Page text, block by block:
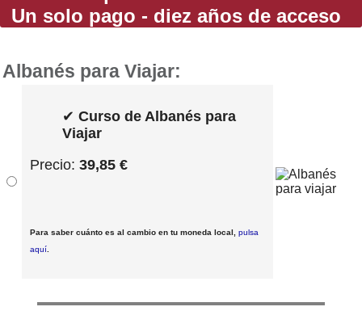
Un solo pago - diez años de acceso
Albanés para Viajar:
✔ Curso de Albanés para
Viajar
Precio: 39,85 €
Para saber cuánto es al cambio en tu moneda local, pulsa
aquí